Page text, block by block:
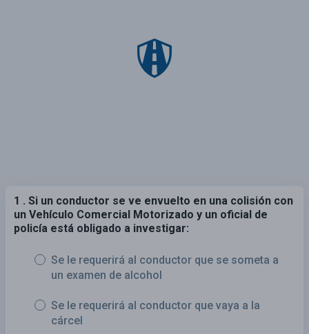
1 . Si un conductor se ve envuelto en una colisión con
un Vehículo Comercial Motorizado y un oficial de
policía está obligado a investigar:
Se le requerirá al conductor que se someta a
un examen de alcohol
Se le requerirá al conductor que vaya a la
cárcel